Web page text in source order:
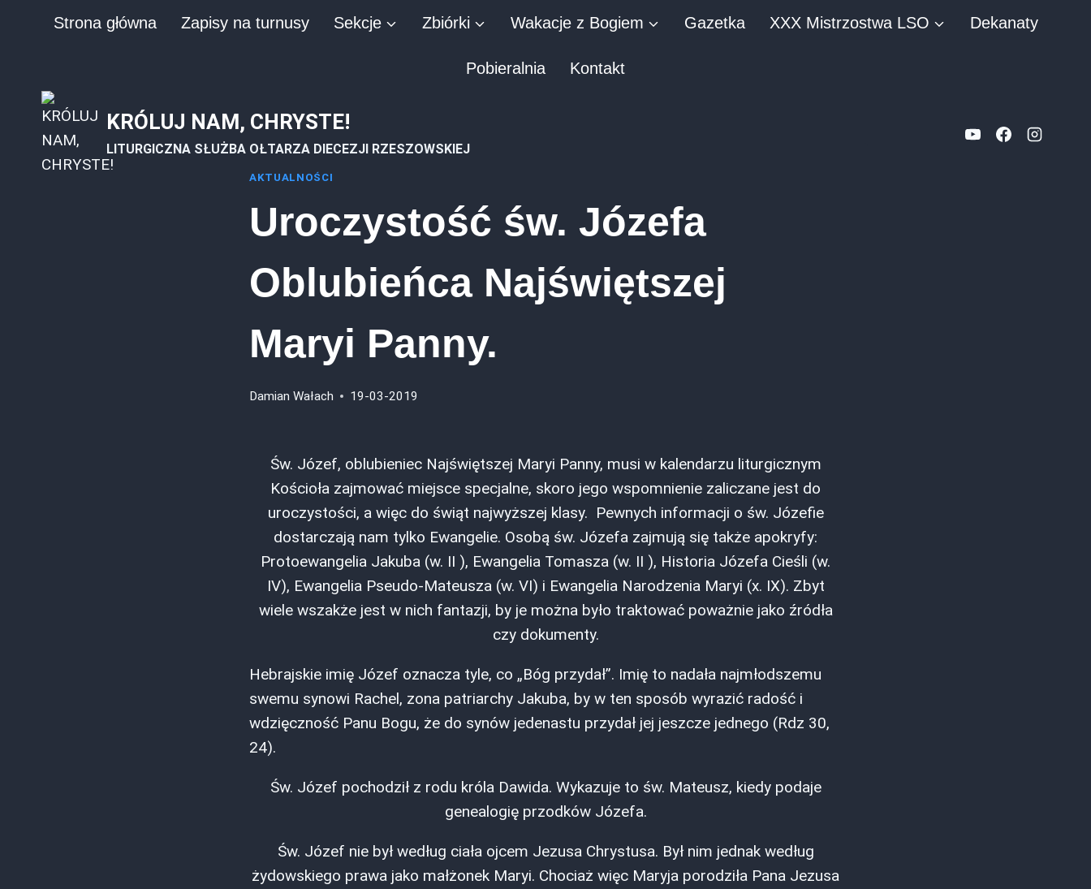
Strona główna Zapisy na turnusy Sekcje Zbiórki Wakacje z Bogiem Gazetka XXX Mistrzostwa LSO Dekanaty
Pobieralnia Kontakt
KRÓLUJ NAM, CHRYSTE!
LITURGICZNA SŁUŻBA OŁTARZA DIECEZJI RZESZOWSKIEJ
AKTUALNOŚCI
Uroczystość św. Józefa
Oblubieńca Najświętszej
Maryi Panny.
Damian Wałach 19-03-2019
Św. Józef, oblubieniec Najświętszej Maryi Panny, musi w kalendarzu liturgicznym
Kościoła zajmować miejsce specjalne, skoro jego wspomnienie zaliczane jest do
uroczystości, a więc do świąt najwyższej klasy. Pewnych informacji o św. Józefie
dostarczają nam tylko Ewangelie. Osobą św. Józefa zajmują się także apokryfy:
Protoewangelia Jakuba (w. II ), Ewangelia Tomasza (w. II ), Historia Józefa Cieśli (w.
IV), Ewangelia Pseudo-Mateusza (w. VI) i Ewangelia Narodzenia Maryi (x. IX). Zbyt
wiele wszakże jest w nich fantazji, by je można było traktować poważnie jako źródła
czy dokumenty.
Hebrajskie imię Józef oznacza tyle, co „Bóg przydał”. Imię to nadała najmłodszemu
swemu synowi Rachel, zona patriarchy Jakuba, by w ten sposób wyrazić radość i
wdzięczność Panu Bogu, że do synów jedenastu przydał jej jeszcze jednego (Rdz 30,
24).
Św. Józef pochodził z rodu króla Dawida. Wykazuje to św. Mateusz, kiedy podaje
genealogię przodków Józefa.
Św. Józef nie był według ciała ojcem Jezusa Chrystusa. Był nim jednak według
żydowskiego prawa jako małżonek Maryi. Chociaż więc Maryja porodziła Pana Jezusa